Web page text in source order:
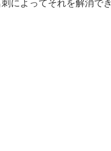
によってそれを解消でき